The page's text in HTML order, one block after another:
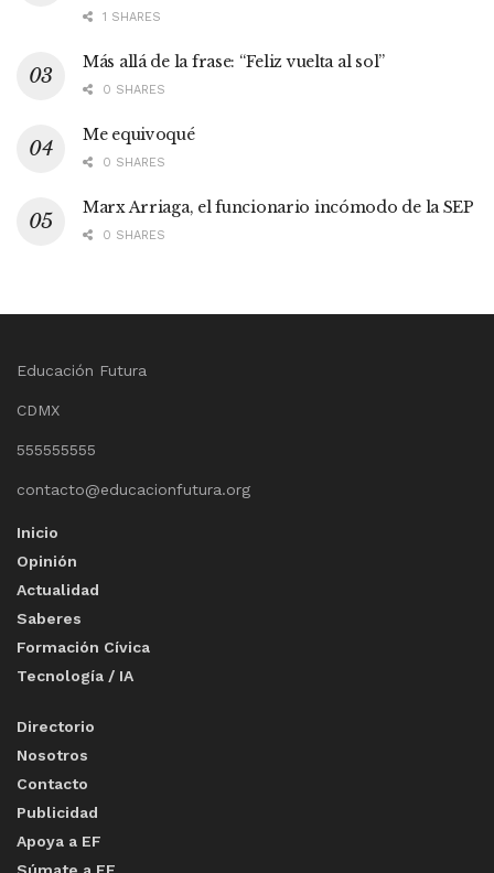
1 SHARES
Más allá de la frase: “Feliz vuelta al sol”
0 SHARES
Me equivoqué
0 SHARES
Marx Arriaga, el funcionario incómodo de la SEP
0 SHARES
Educación Futura
CDMX
555555555
contacto@educacionfutura.org
Inicio
Opinión
Actualidad
Saberes
Formación Cívica
Tecnología / IA
Directorio
Nosotros
Contacto
Publicidad
Apoya a EF
Súmate a EF